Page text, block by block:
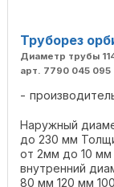
Труборез
Диаметр трубы
арт. 7790 045 095
Наружный
до 230 мм
от 2мм до 10 мм
внутренний
80 мм 120 мм